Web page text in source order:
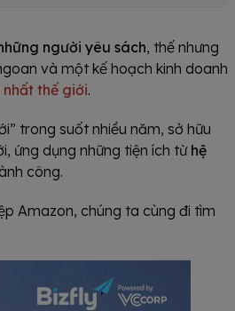
người yêu sách, thế nhưng
và một kế hoạch kinh doanh
thế giới.
trong suốt nhiều năm, sở hữu
ứng dụng những tiện ích từ hệ
công.
Amazon, chúng ta cùng đi tìm